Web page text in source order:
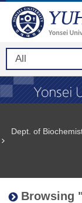
Dept. of
Browsing